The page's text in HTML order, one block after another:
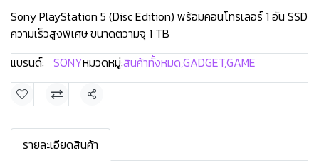
Sony PlayStation 5 (Disc Edition) พร้อมคอนโทรเลอร์ 1 อัน SSD
ความเร็วสูงพิเศษ ขนาดตวามจุ 1 TB
แบรนด์: SONYหมวดหมู่:สินค้าทั้งหมด,GADGET,GAME
แชร์
รายละเอียดสินค้า